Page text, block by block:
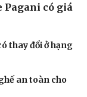
Pagani có giá
thay đổi ở hạng
an toàn cho